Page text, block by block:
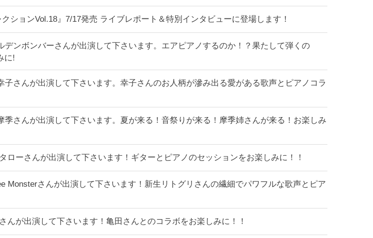
ションVol.18』7/17発売 ライブレポート＆特別インタビューに登場します！
デンボンバーさんが出演して下さいます。エアピアノするのか！？果たして弾くの
に!
さんが出演して下さいます。幸子さんのお人柄が滲み出る愛がある歌声とピアノコラ
季さんが出演して下さいます。夏が来る！音祭りが来る！摩季姉さんが来る！お楽しみ
ローさんが出演して下さいます！ギターとピアノのセッションをお楽しみに！！
Monsterさんが出演して下さいます！新生リトグリさんの繊細でパワフルな歌声とピア
んが出演して下さいます！亀田さんとのコラボをお楽しみに！！